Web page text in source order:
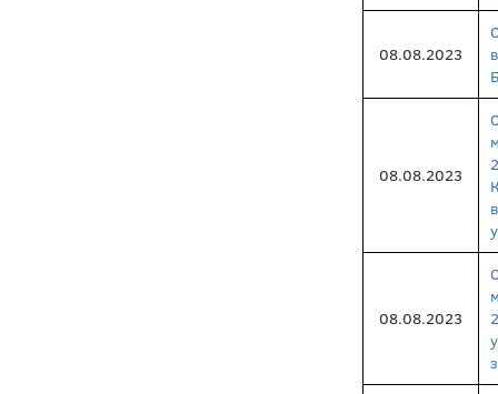
08.08.2023
08.08.2023
08.08.2023